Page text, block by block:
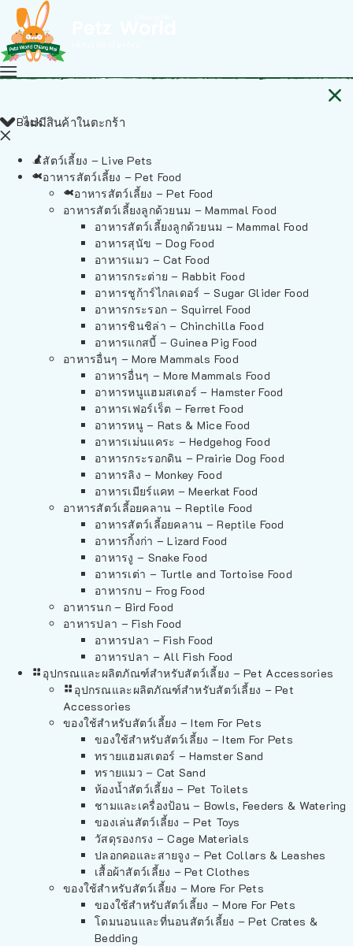
ไม่มีสินค้าในตะกร้า
Back
สัตว์เลี้ยง – Live Pets
อาหารสัตว์เลี้ยง – Pet Food
อาหารสัตว์เลี้ยง – Pet Food
อาหารสัตว์เลี้ยงลูกด้วยนม – Mammal Food
อาหารสัตว์เลี้ยงลูกด้วยนม – Mammal Food
อาหารสุนัข – Dog Food
อาหารแมว – Cat Food
อาหารกระต่าย – Rabbit Food
อาหารชูก้าร์ไกลเดอร์ – Sugar Glider Food
อาหารกระรอก – Squirrel Food
อาหารชินชิล่า – Chinchilla Food
อาหารแกสบี้ – Guinea Pig Food
อาหารอื่นๆ – More Mammals Food
อาหารอื่นๆ – More Mammals Food
อาหารหนูแฮมสเตอร์ – Hamster Food
อาหารเฟอร์เร็ต – Ferret Food
อาหารหนู – Rats & Mice Food
อาหารเม่นแคระ – Hedgehog Food
อาหารกระรอกดิน – Prairie Dog Food
อาหารลิง – Monkey Food
อาหารเมียร์แคท – Meerkat Food
อาหารสัตว์เลี้อยคลาน – Reptile Food
อาหารสัตว์เลี้อยคลาน – Reptile Food
อาหารกิ้งก่า – Lizard Food
อาหารงู – Snake Food
อาหารเต่า – Turtle and Tortoise Food
อาหารกบ – Frog Food
อาหารนก – Bird Food
อาหารปลา – Fish Food
อาหารปลา – Fish Food
อาหารปลา – All Fish Food
อุปกรณและผลิตภัณฑ์สำหรับสัตว์เลี้ยง – Pet Accessories
อุปกรณและผลิตภัณฑ์สำหรับสัตว์เลี้ยง – Pet
Accessories
ของใช้สำหรับสัตว์เลี้ยง – Item For Pets
ของใช้สำหรับสัตว์เลี้ยง – Item For Pets
ทรายแฮมสเตอร์ – Hamster Sand
ทรายแมว – Cat Sand
ห้องน้ำสัตว์เลี้ยง – Pet Toilets
ชามและเครื่องป้อน – Bowls, Feeders & Watering
ของเล่นสัตว์เลี้ยง – Pet Toys
วัสดุรองกรง – Cage Materials
ปลอกคอและสายจูง – Pet Collars & Leashes
เสื้อผ้าสัตว์เลี้ยง – Pet Clothes
ของใช้สำหรับสัตว์เลี้ยง – More For Pets
ของใช้สำหรับสัตว์เลี้ยง – More For Pets
โดมนอนและที่นอนสัตว์เลี้ยง – Pet Crates &
Bedding